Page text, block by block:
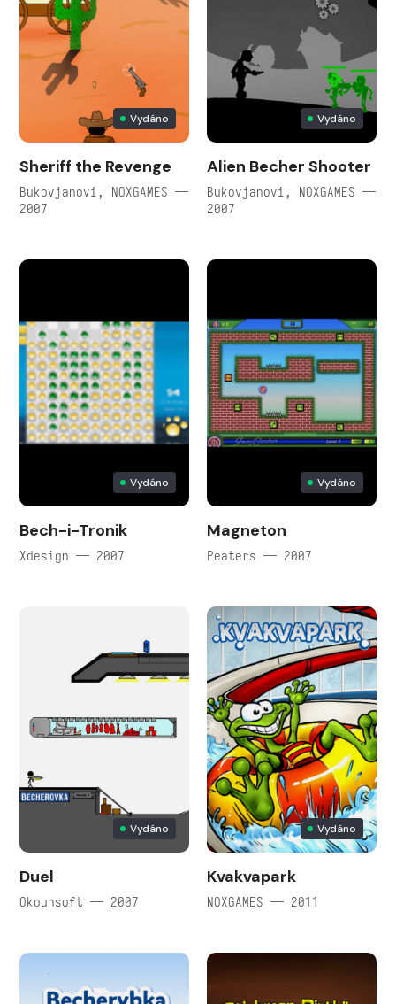
Vydáno
Sheriff the Revenge
Bukovjanovi, NOXGAMES —
2007
Vydáno
Alien Becher Shooter
Bukovjanovi, NOXGAMES —
2007
Vydáno
Bech-i-Tronik
Xdesign — 2007
Vydáno
Magneton
Peaters — 2007
Vydáno
Duel
Okounsoft — 2007
Vydáno
Kvakvapark
NOXGAMES — 2011